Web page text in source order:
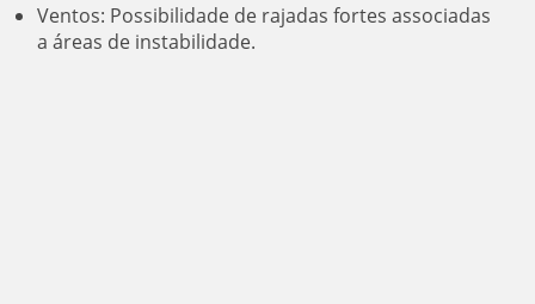
Ventos: Possibilidade de rajadas fortes associadas
a áreas de instabilidade.